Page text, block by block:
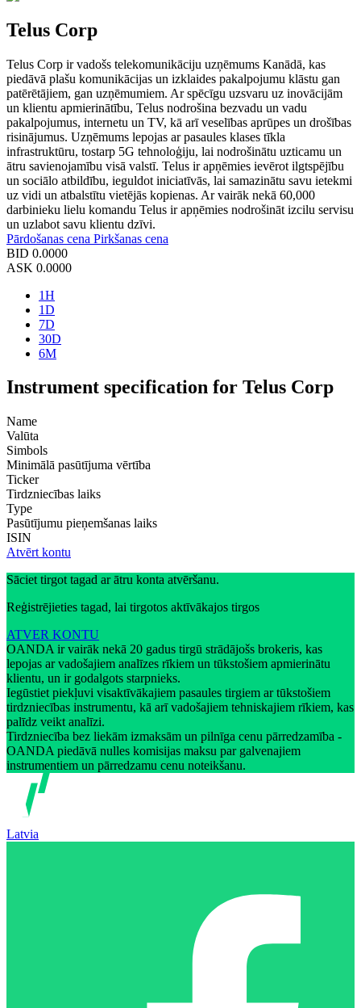
Telus Corp
Telus Corp ir vadošs telekomunikāciju uzņēmums Kanādā, kas
piedāvā plašu komunikācijas un izklaides pakalpojumu klāstu gan
patērētājiem, gan uzņēmumiem. Ar spēcīgu uzsvaru uz inovācijām
un klientu apmierinātību, Telus nodrošina bezvadu un vadu
pakalpojumus, internetu un TV, kā arī veselības aprūpes un drošības
risinājumus. Uzņēmums lepojas ar pasaules klases tīkla
infrastruktūru, tostarp 5G tehnoloģiju, lai nodrošinātu uzticamu un
ātru savienojamību visā valstī. Telus ir apņēmies ievērot ilgtspējību
un sociālo atbildību, ieguldot iniciatīvās, lai samazinātu savu ietekmi
uz vidi un atbalstītu vietējās kopienas. Ar vairāk nekā 60,000
darbinieku lielu komandu Telus ir apņēmies nodrošināt izcilu servisu
un uzlabot savu klientu dzīvi.
Pārdošanas cena Pirkšanas cena
BID 0.0000
ASK 0.0000
1H
1D
7D
30D
6M
Instrument specification for Telus Corp
Name
Valūta
Simbols
Minimālā pasūtījuma vērtība
Ticker
Tirdzniecības laiks
Type
Pasūtījumu pieņemšanas laiks
ISIN
Atvērt kontu
Sāciet tirgot tagad ar ātru konta atvēršanu.
Reģistrējieties tagad, lai tirgotos aktīvākajos tirgos
ATVER KONTU
OANDA ir vairāk nekā 20 gadus tirgū strādājošs brokeris, kas
lepojas ar vadošajiem analīzes rīkiem un tūkstošiem apmierinātu
klientu, un ir godalgots starpnieks.
Iegūstiet piekļuvi visaktīvākajiem pasaules tirgiem ar tūkstošiem
tirdzniecības instrumentu, kā arī vadošajiem tehniskajiem rīkiem, kas
palīdz veikt analīzi.
Tirdzniecība bez liekām izmaksām un pilnīga cenu pārredzamība -
OANDA piedāvā nulles komisijas maksu par galvenajiem
instrumentiem un pārredzamu cenu noteikšanu.
Latvia